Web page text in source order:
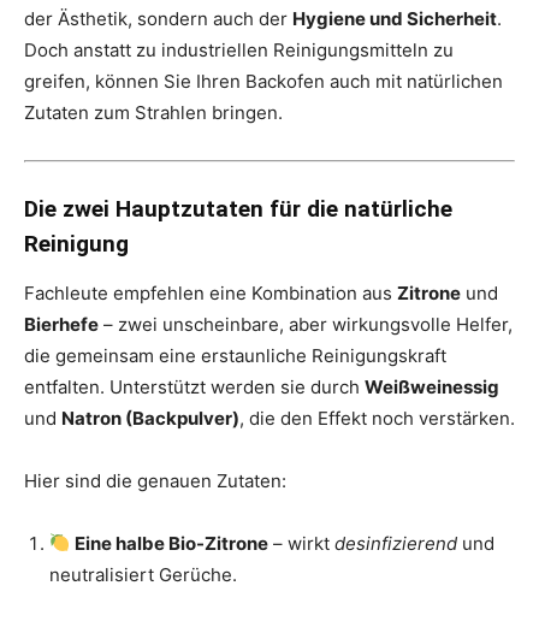
der Ästhetik, sondern auch der Hygiene und Sicherheit.
Doch anstatt zu industriellen Reinigungsmitteln zu
greifen, können Sie Ihren Backofen auch mit natürlichen
Zutaten zum Strahlen bringen.
Die zwei Hauptzutaten für die natürliche
Reinigung
Fachleute empfehlen eine Kombination aus Zitrone und
Bierhefe – zwei unscheinbare, aber wirkungsvolle Helfer,
die gemeinsam eine erstaunliche Reinigungskraft
entfalten. Unterstützt werden sie durch Weißweinessig
und Natron (Backpulver), die den Effekt noch verstärken.
Hier sind die genauen Zutaten:
Eine halbe Bio-Zitrone – wirktdesinfizierend und
neutralisiert Gerüche.